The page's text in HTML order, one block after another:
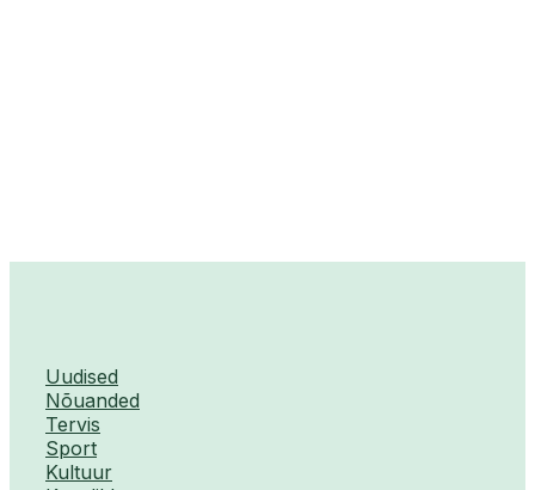
Uudised
Nõuanded
Tervis
Sport
Kultuur